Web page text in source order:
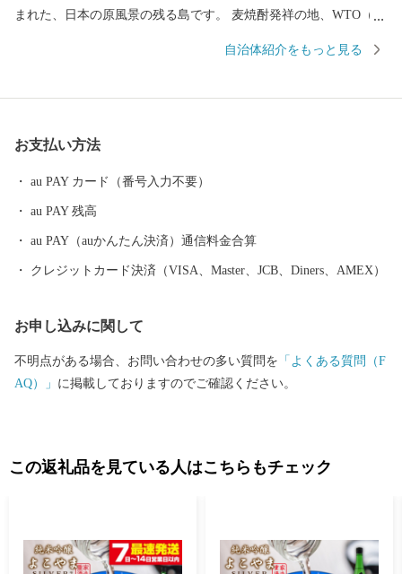
まれた、日本の原風景の残る島です。 麦焼酎発祥の地、WTO（世
牛、ウニ、海産物など、豊饒な自然が育むS級食材。 国特別史跡
自治体紹介をもっと見る
お支払い方法
au PAY カード（番号入力不要）
au PAY 残高
au PAY（auかんたん決済）通信料金合算
クレジットカード決済（VISA、Master、JCB、Diners、AMEX）
お申し込みに関して
不明点がある場合、お問い合わせの多い質問を 「よくある質問（F
AQ）」 に掲載しておりますのでご確認ください。
この返礼品を見ている人はこちらもチェック